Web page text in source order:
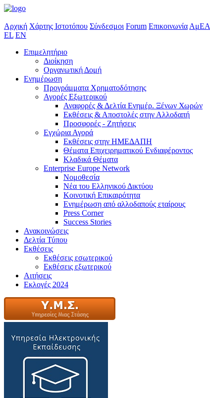
Αρχική Χάρτης Ιστοτόπου Σύνδεσμοι Forum Επικοινωνία ΑμΕΑ
EL EN
Επιμελητήριο
Διοίκηση
Οργανωτική Δομή
Ενημέρωση
Προγράμματα Χρηματοδότησης
Αγορές Εξωτερικού
Αναφορές & Δελτία Ενημέρ. Ξένων Χωρών
Εκθέσεις & Αποστολές στην Αλλοδαπή
Προσφορές - Ζητήσεις
Εγχώρια Αγορά
Εκθέσεις στην ΗΜΕΔΑΠΗ
Θέματα Επιχειρηματικού Ενδιαφέροντος
Κλαδικά Θέματα
Enterprise Europe Network
Νομοθεσία
Νέα του Ελληνικού Δικτύου
Κοινοτική Επικαιρότητα
Ενημέρωση από αλλοδαπούς εταίρους
Press Corner
Success Stories
Ανακοινώσεις
Δελτία Τύπου
Εκθέσεις
Εκθέσεις εσωτερικού
Εκθέσεις εξωτερικού
Αιτήσεις
Εκλογές 2024